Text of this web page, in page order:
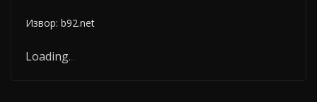
Извор: b92.net
Loading...